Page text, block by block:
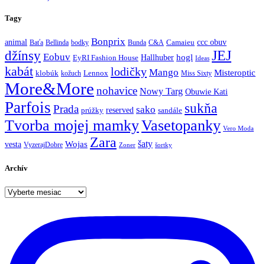
Tagy
animal Baťa Bellinda bodky Bonprix Bunda C&A Camaieu ccc obuv
džínsy Eobuv EyRI Fashion House Hallhuber hogl Ideas JEJ
kabát klobúk kožuch Lennox lodičky Mango Miss Sixty Misteroptic
More&More nohavice Nowy Targ Obuwie Kati
Parfois Prada prúžky reserved sako sandále sukňa
Tvorba mojej mamkyVasetopanky Vero Moda
vesta VyzerajDobre Wojas Zara Zoner šaty šortky
Archív
Archív